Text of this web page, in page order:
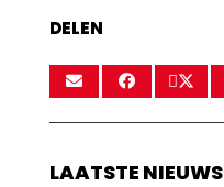
DELEN
LAATSTE NIEUWS